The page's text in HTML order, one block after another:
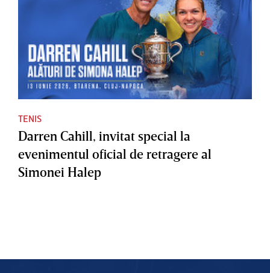
TENIS
Darren Cahill, invitat special la
evenimentul oficial de retragere al
Simonei Halep